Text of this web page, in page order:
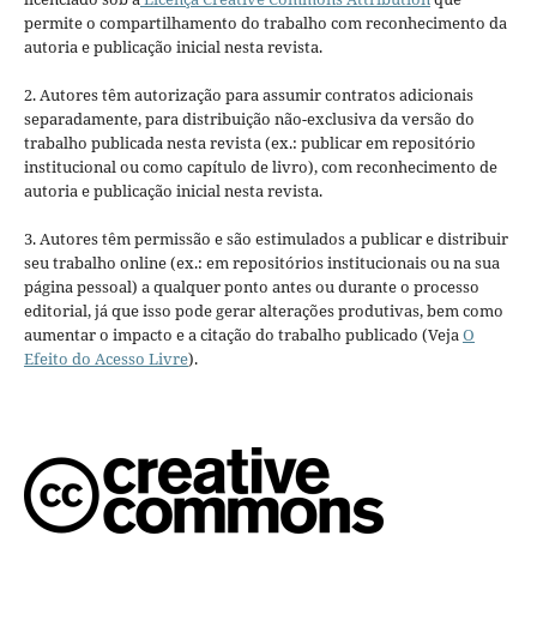
permite o compartilhamento do trabalho com reconhecimento da
autoria e publicação inicial nesta revista.
2. Autores têm autorização para assumir contratos adicionais
separadamente, para distribuição não-exclusiva da versão do
trabalho publicada nesta revista (ex.: publicar em repositório
institucional ou como capítulo de livro), com reconhecimento de
autoria e publicação inicial nesta revista.
3. Autores têm permissão e são estimulados a publicar e distribuir
seu trabalho online (ex.: em repositórios institucionais ou na sua
página pessoal) a qualquer ponto antes ou durante o processo
editorial, já que isso pode gerar alterações produtivas, bem como
aumentar o impacto e a citação do trabalho publicado (VejaO
Efeito do Acesso Livre).